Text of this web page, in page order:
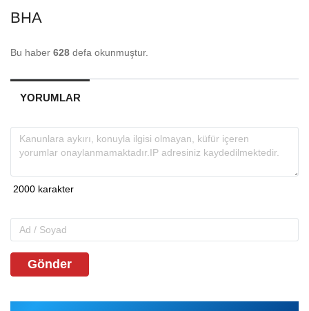
BHA
Bu haber 628 defa okunmuştur.
YORUMLAR
Gönder